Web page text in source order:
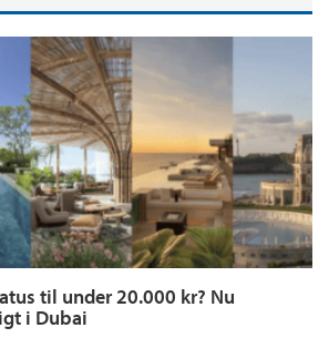
til under 20.000 kr? Nu
i Dubai